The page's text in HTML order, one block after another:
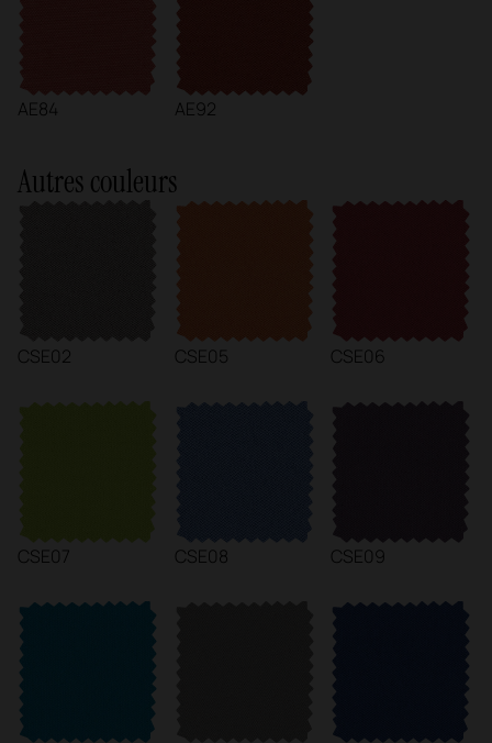
AE84 AE92
Autres couleurs
CSE02 CSE05 CSE06
CSE07 CSE08 CSE09